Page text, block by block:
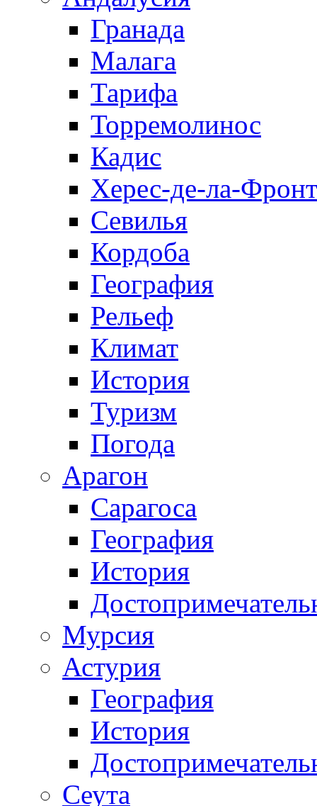
Гранада
Малага
Тарифа
Торремолинос
Кадис
Херес-де-ла-
Севилья
Кордоба
География
Рельеф
Климат
История
Туризм
Погода
Арагон
Сарагоса
География
История
Мурсия
Астурия
География
История
Сеута